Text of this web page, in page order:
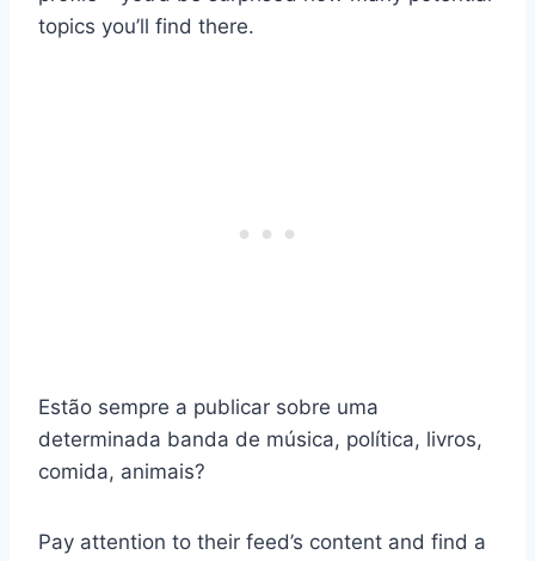
topics you’ll find there.
Estão sempre a publicar sobre uma
determinada banda de música, política, livros,
comida, animais?
Pay attention to their feed’s content and find a